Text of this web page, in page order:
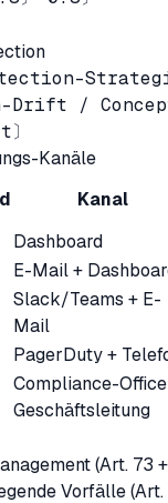
Drift /
Kanäle
Kanal
Dashboard
E-Mail +
Slack/Teams + E-
Mail
PagerDuty +
Compliance-
Geschäftsleitung
(Art. 73
Vorfälle